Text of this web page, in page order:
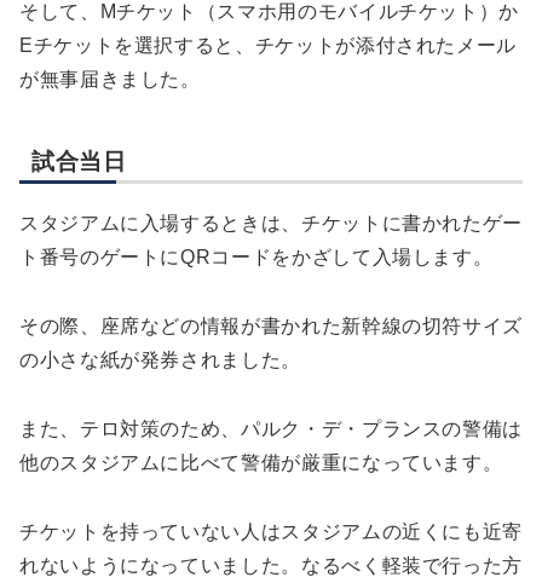
そして、Mチケット（スマホ用のモバイルチケット）か
Eチケットを選択すると、チケットが添付されたメール
が無事届きました。
試合当日
スタジアムに入場するときは、チケットに書かれたゲー
ト番号のゲートにQRコードをかざして入場します。
その際、座席などの情報が書かれた新幹線の切符サイズ
の小さな紙が発券されました。
また、テロ対策のため、パルク・デ・プランスの警備は
他のスタジアムに比べて警備が厳重になっています。
チケットを持っていない人はスタジアムの近くにも近寄
れないようになっていました。なるべく軽装で行った方